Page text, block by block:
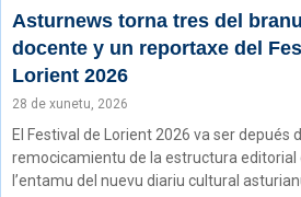
Asturnews torna tres del
docente y un reportaxe del
Lorient 2026
28 de xunetu, 2026
El Festival de Lorient 2026 va ser depués
remocicamientu de la estructura editorial
l’entamu del nuevu diariu cultural